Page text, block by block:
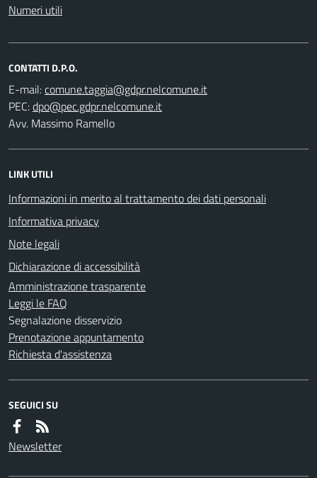
Numeri utili
CONTATTI D.P.O.
E-mail:
PEC:
Avv. Massimo Ramello
LINK UTILI
Informazioni in merito al trattamento dei dati personali
Informativa privacy
Note legali
Dichiarazione di accessibilità
Amministrazione trasparente
Leggi le FAQ
Segnalazione disservizio
Prenotazione appuntamento
Richiesta d'assistenza
SEGUICI SU
Newsletter